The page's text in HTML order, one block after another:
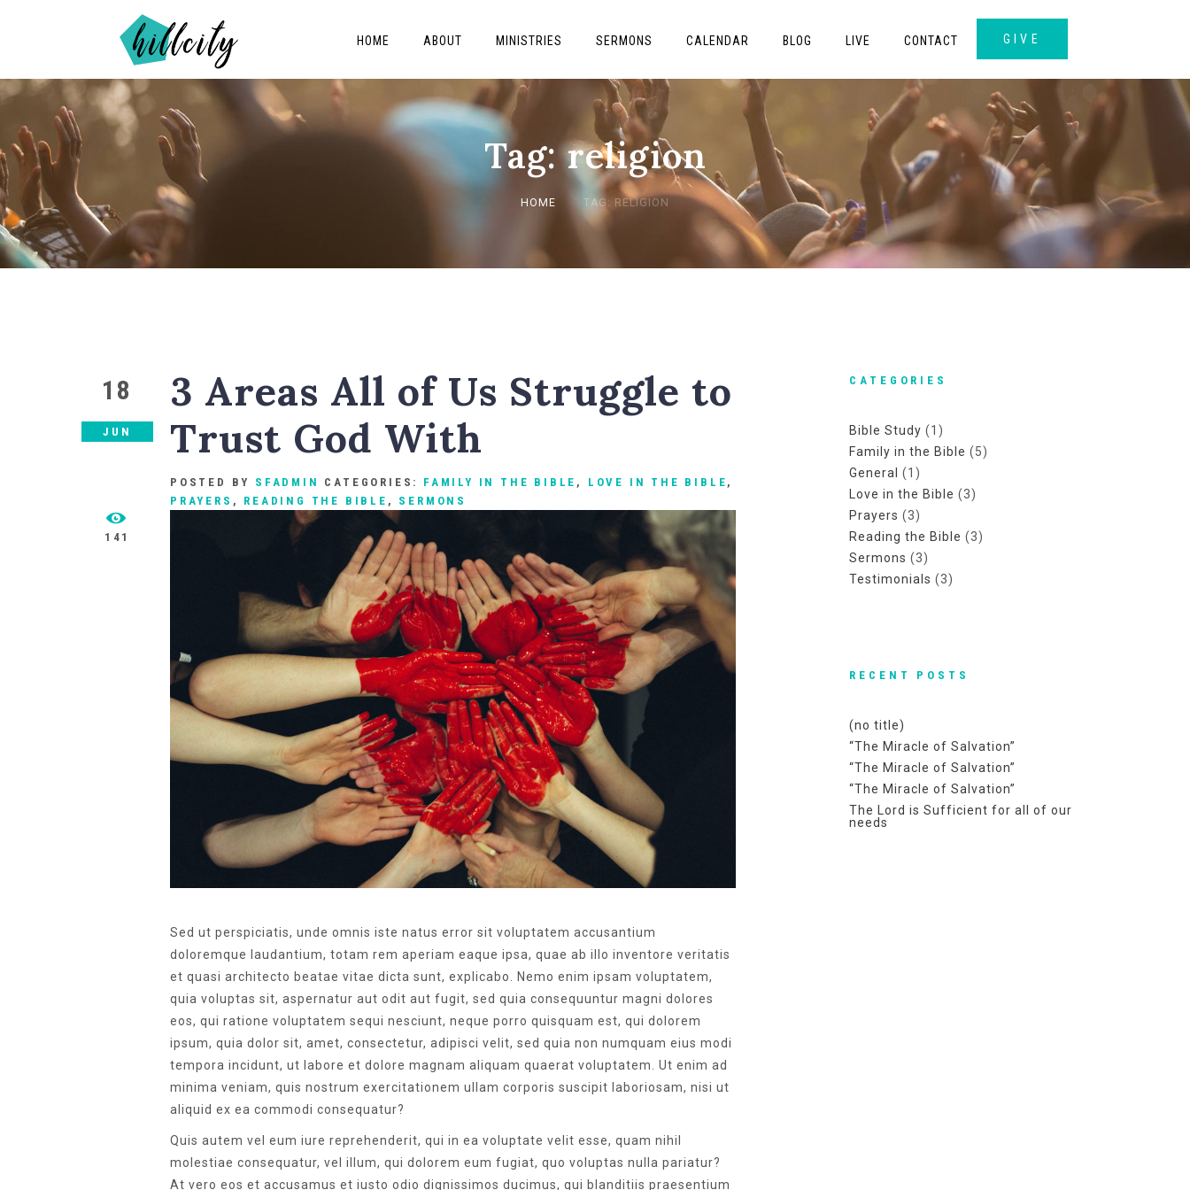
GIVE
HOME ABOUT MINISTRIES SERMONS CALENDAR BLOG LIVE CONTACT
Tag: religion
HOME TAG: RELIGION
3 Areas All of Us Struggle to
Trust God With
18
JUN
POSTED BY SFADMIN CATEGORIES: FAMILY IN THE BIBLE , LOVE IN THE BIBLE ,
PRAYERS , READING THE BIBLE , SERMONS
141
Sed ut perspiciatis, unde omnis iste natus error sit voluptatem accusantium
doloremque laudantium, totam rem aperiam eaque ipsa, quae ab illo inventore veritatis
et quasi architecto beatae vitae dicta sunt, explicabo. Nemo enim ipsam voluptatem,
quia voluptas sit, aspernatur aut odit aut fugit, sed quia consequuntur magni dolores
eos, qui ratione voluptatem sequi nesciunt, neque porro quisquam est, qui dolorem
ipsum, quia dolor sit, amet, consectetur, adipisci velit, sed quia non numquam eius modi
tempora incidunt, ut labore et dolore magnam aliquam quaerat voluptatem. Ut enim ad
minima veniam, quis nostrum exercitationem ullam corporis suscipit laboriosam, nisi ut
aliquid ex ea commodi consequatur?
Quis autem vel eum iure reprehenderit, qui in ea voluptate velit esse, quam nihil
molestiae consequatur, vel illum, qui dolorem eum fugiat, quo voluptas nulla pariatur?
At vero eos et accusamus et iusto odio dignissimos ducimus, qui blanditiis praesentium
CATEGORIES
Bible Study (1)
Family in the Bible (5)
General
(1)
Love in the Bible (3)
Prayers (3)
Reading the Bible (3)
Sermons (3)
Testimonials (3)
RECENT POSTS
(no title)
“The Miracle of Salvation”
“The Miracle of Salvation”
“The Miracle of Salvation”
The Lord is Sufficient for all of our
needs